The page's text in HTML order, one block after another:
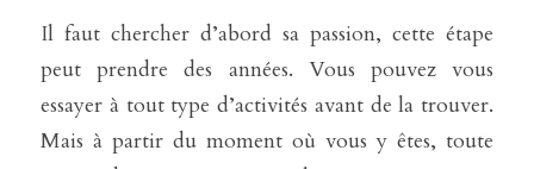
Il faut chercher d’abord sa passion, cette étape
peut prendre des années. Vous pouvez vous
essayer à tout type d’activités avant de la trouver.
Mais à partir du moment où vous y êtes, toute